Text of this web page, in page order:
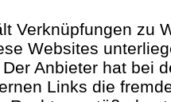
Verknüpfungen zu
Websites
Anbieter hat bei
Links die